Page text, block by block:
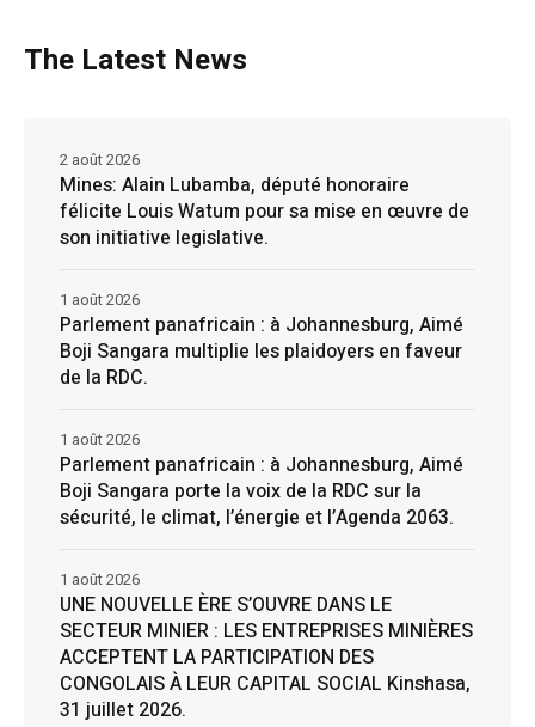
The Latest News
Mines: Alain Lubamba, député honoraire
félicite Louis Watum pour sa mise en œuvre de
son initiative legislative.
2 août 2026
Parlement panafricain : à Johannesburg, Aimé
Boji Sangara multiplie les plaidoyers en faveur
de la RDC.
1 août 2026
Parlement panafricain : à Johannesburg, Aimé
Boji Sangara porte la voix de la RDC sur la
sécurité, le climat, l’énergie et l’Agenda 2063.
1 août 2026
UNE NOUVELLE ÈRE S’OUVRE DANS LE
SECTEUR MINIER : LES ENTREPRISES MINIÈRES
ACCEPTENT LA PARTICIPATION DES
CONGOLAIS À LEUR CAPITAL SOCIAL Kinshasa,
31 juillet 2026.
1 août 2026